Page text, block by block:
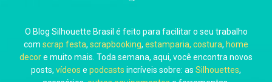
Carol Pessoa
O Blog Silhouette Brasil é feito para facilitar o seu trabalho
com scrap festa, scrapbooking, estamparia, costura, home
decore muito mais. Toda semana, aqui, você encontra novos
posts, vídeos e podcasts incríveis sobre: as Silhouettes,